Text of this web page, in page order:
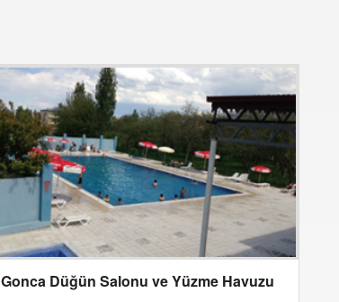
Gonca Düğün Salonu ve Yüzme Havuzu